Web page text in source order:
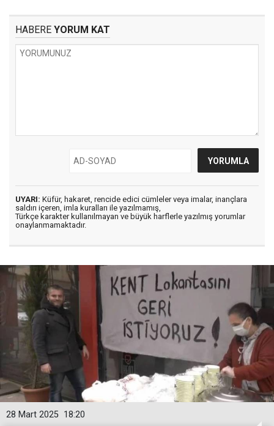
HABERE YORUM KAT
UYARI: Küfür, hakaret, rencide edici cümleler veya imalar, inançlara
saldırı içeren, imla kuralları ile yazılmamış,
Türkçe karakter kullanılmayan ve büyük harflerle yazılmış yorumlar
onaylanmamaktadır.
18:20
28 Mart 2025